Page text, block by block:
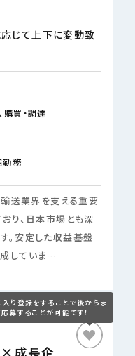
じて上下に変動致
購買・調達
勤務
送業界を支える重要
り、日本市場とも深
。安定した収益基盤
していま…
×成長企